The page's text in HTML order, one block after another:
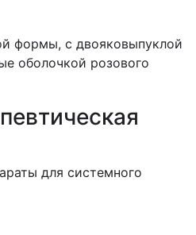
формы, с двояковыпуклой
оболочкой розового
для системного